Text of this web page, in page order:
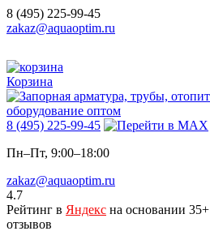
8 (495) 225-99-45
zakaz@aquaoptim.ru
Корзина
8 (495) 225-99-45
Пн–Пт, 9:00–18:00
zakaz@aquaoptim.ru
4.7
Рейтинг в Яндекс на основании 35+
отзывов